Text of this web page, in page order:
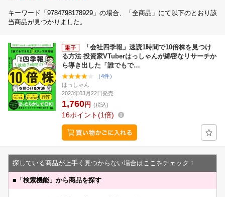
キーワード「9784798178929」の場合、「全商品」にて以下のとおり該
当商品が見つかりました。
「会社四季報」速読1時間で10倍株を見つけ
る方法 投資家VTuberはっしゃんが綿密なリサーチか
ら導き出した「誰でもで…
（4件）
はっしゃん
2023年03月22日発売
1,760円 (税込)
16ポイント 1倍
探している商品が上手く見つからない場合はここをチェック！
■ 「検索機能」から商品を探す